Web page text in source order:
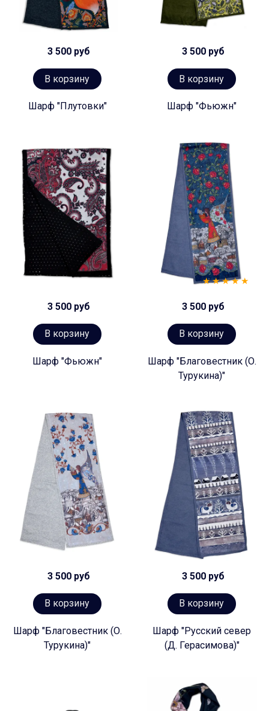
3 500 руб
В корзину
Шарф "Плутовки"
3 500 руб
В корзину
Шарф "Фьюжн"
3 500 руб
В корзину
Шарф "Фьюжн"
3 500 руб
В корзину
Шарф "Благовестник (О.
Турукина)"
3 500 руб
В корзину
Шарф "Благовестник (О.
Турукина)"
3 500 руб
В корзину
Шарф "Русский север
(Д. Герасимова)"